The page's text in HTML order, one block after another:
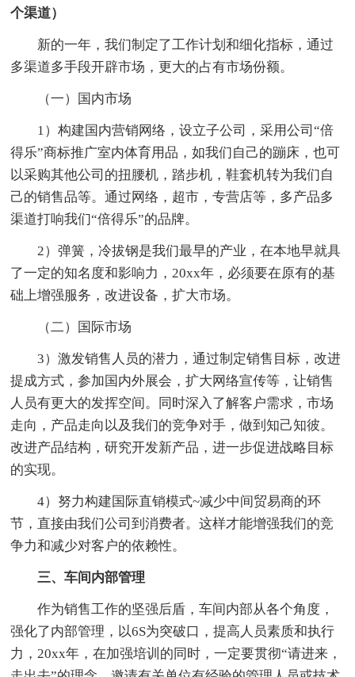
个渠道）
新的一年，我们制定了工作计划和细化指标，通过
多渠道多手段开辟市场，更大的占有市场份额。
（一）国内市场
1）构建国内营销网络，设立子公司，采用公司“倍
得乐”商标推广室内体育用品，如我们自己的蹦床，也可
以采购其他公司的扭腰机，踏步机，鞋套机转为我们自
己的销售品等。通过网络，超市，专营店等，多产品多
渠道打响我们“倍得乐”的品牌。
2）弹簧，冷拔钢是我们最早的产业，在本地早就具
了一定的知名度和影响力，20xx年，必须要在原有的基
础上增强服务，改进设备，扩大市场。
（二）国际市场
3）激发销售人员的潜力，通过制定销售目标，改进
提成方式，参加国内外展会，扩大网络宣传等，让销售
人员有更大的发挥空间。同时深入了解客户需求，市场
走向，产品走向以及我们的竞争对手，做到知己知彼。
改进产品结构，研究开发新产品，进一步促进战略目标
的实现。
4）努力构建国际直销模式~减少中间贸易商的环
节，直接由我们公司到消费者。这样才能增强我们的竞
争力和减少对客户的依赖性。
三、车间内部管理
作为销售工作的坚强后盾，车间内部从各个角度，
强化了内部管理，以6S为突破口，提高人员素质和执行
力，20xx年，在加强培训的同时，一定要贯彻“请进来，